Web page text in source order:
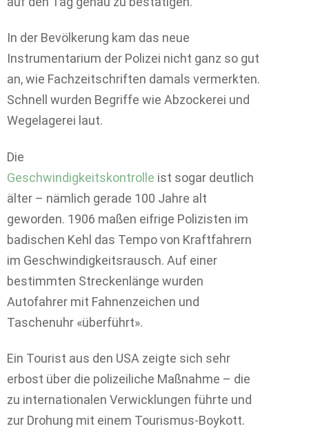
In der Bevölkerung kam das neue
Instrumentarium der Polizei nicht ganz so gut
an, wie Fachzeitschriften damals vermerkten.
Schnell wurden Begriffe wie Abzockerei und
Wegelagerei laut.
Die
Geschwindigkeitskontrolle ist sogar deutlich
älter – nämlich gerade 100 Jahre alt
geworden. 1906 maßen eifrige Polizisten im
badischen Kehl das Tempo von Kraftfahrern
im Geschwindigkeitsrausch. Auf einer
bestimmten Streckenlänge wurden
Autofahrer mit Fahnenzeichen und
Taschenuhr «überführt».
Ein Tourist aus den USA zeigte sich sehr
erbost über die polizeiliche Maßnahme – die
zu internationalen Verwicklungen führte und
zur Drohung mit einem Tourismus-Boykott.